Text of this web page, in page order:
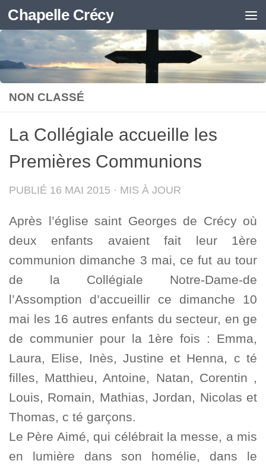
Skip to content
Chapelle Crécy
NON CLASSÉ
La Collégiale accueille les
Premières Communions
PUBLIÉ 16 MAI 2015 · MIS À JOUR
Après l’église saint Georges de Crécy où
deux enfants avaient fait leur 1ère
communion dimanche 3 mai, ce fut au tour
de la Collégiale Notre-Dame-de
l’Assomption d’accueillir ce dimanche 10
mai les 16 autres enfants du secteur, en ge
de communier pour la 1ère fois : Emma,
Laura, Elise, Inès, Justine et Henna, c té
filles, Matthieu, Antoine, Natan, Corentin ,
Louis, Romain, Mathias, Jordan, Nicolas et
Thomas, c té garçons.
Le Père Aimé, qui célébrait la messe, a mis
en lumière dans son homélie, dans le